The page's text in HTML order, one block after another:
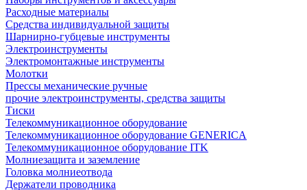
Расходные материалы
Средства индивидуальной защиты
Шарнирно-губцевые инструменты
Электроинструменты
Электромонтажные инструменты
Молотки
Прессы механические ручные
прочие электроинструменты, средства защиты
Тиски
Телекоммуникационное оборудование
Телекоммуникационное оборудование GENERICA
Телекоммуникационное оборудование ITK
Молниезащита и заземление
Головка молниеотвода
Держатели проводника